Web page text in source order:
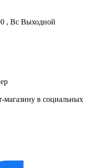
, Вс Выходной
магазину в социальных